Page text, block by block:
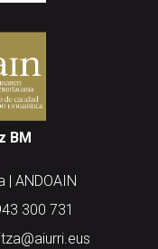
BM
| ANDOAIN
300 731